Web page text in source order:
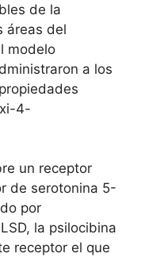
de la
áreas del
modelo
a los
4-
un receptor
de serotonina 5-
por
la psilocibina
receptor el que